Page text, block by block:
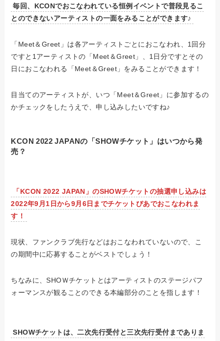
毎回、KCONでおこなわれている恒例イベントで普段見るこ
とのできないアーティストの一面をみることができます♪
「Meet＆Greet」は各アーティストごとにおこなわれ、 1回分
ですと1アーティストの「Meet＆Greet」、1日分ですとその
日におこなわれる「Meet＆Greet」をみることができます！
目当てのアーティストが、いつ「Meet＆Greet」に参加するの
かチェックをしたうえで、申し込みしたいですね♪
KCON 2022 JAPANの「SHOWチケット」はいつから発
売？
「KCON 2022 JAPAN」のSHOWチケットの抽選申し込みは
2022年9月1日から9月6日までチケットぴあでおこなわれま
す！
現状、 ファンクラブ先行などはおこなわれていないので、こ
の期間中に応募することがベストでしょう！
ちなみに、SHOＷチケットとはアーティストのステージパフ
ォーマンスが観ることのできる本編部分のことを指します！
SHOWチケットは、二次先行受付と三次先行受付までありま